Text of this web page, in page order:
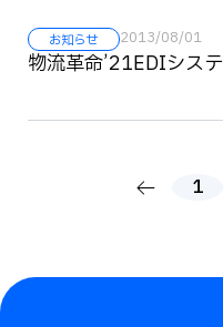
お知らせ 2013/08/01
物流革命’21EDIシス
1